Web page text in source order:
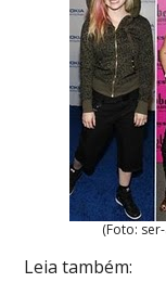
(Foto:
Leia também: